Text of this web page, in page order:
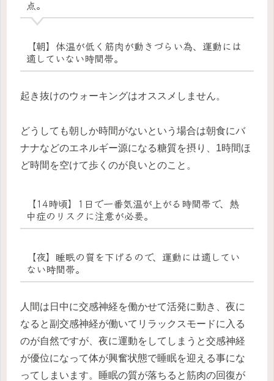
点。
【朝】体温が低く筋肉が動きづらい為、運動には
適していない時間帯。
起き抜けのウォーキングはオススメしません。
どうしても朝しか時間がないという場合は朝食にバ
ナナなどのエネルギー源になる糖質を摂り、1時間ほ
ど時間を空けて歩くのが良いとのこと。
【14時頃】1日で一番気温が上がる時間帯で、熱
中症のリスクに注意が必要。
【夜】睡眠の質を下げるので、運動には適してい
ない時間帯。
人間は日中に交感神経を働かせて活発に動き、夜に
なると副交感神経が働いてリラックスモードに入る
のが自然ですが、夜に運動をしてしまうと交感神経
が優位になって体が興奮状態で睡眠を迎える事にな
ってしまいます。睡眠の質が落ちると筋肉の回復が